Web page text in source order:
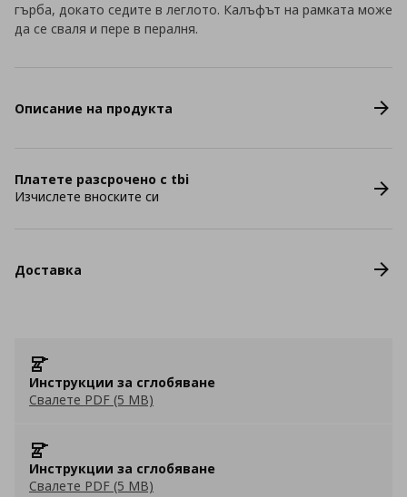
гърба, докато седите в леглото. Калъфът на рамката може
да се сваля и пере в пералня.
Описание на продукта
Платете разсрочено с tbi
Изчислете вноските си
Доставка
Инструкции за сглобяване
Свалете PDF (5 MB)
Инструкции за сглобяване
Свалете PDF (5 MB)